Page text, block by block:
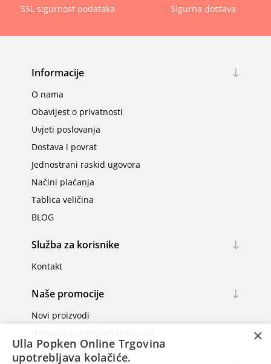
SSL sigurnost podataka Sigurna dostava
Informacije
O nama
Obavijest o privatnosti
Uvjeti poslovanja
Dostava i povrat
Jednostrani raskid ugovora
Načini plaćanja
Tablica veličina
BLOG
Služba za korisnike
Kontakt
Naše promocije
Novi proizvodi
Moj račun
×
Ulla Popken Online Trgovina
upotrebljava kolačiće.